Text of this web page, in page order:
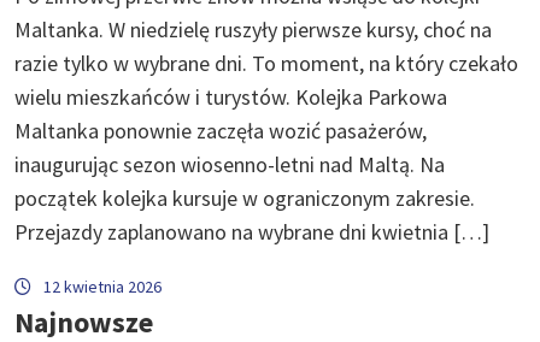
Maltanka. W niedzielę ruszyły pierwsze kursy, choć na
razie tylko w wybrane dni. To moment, na który czekało
wielu mieszkańców i turystów. Kolejka Parkowa
Maltanka ponownie zaczęła wozić pasażerów,
inaugurując sezon wiosenno-letni nad Maltą. Na
początek kolejka kursuje w ograniczonym zakresie.
Przejazdy zaplanowano na wybrane dni kwietnia […]
12 kwietnia 2026
Najnowsze